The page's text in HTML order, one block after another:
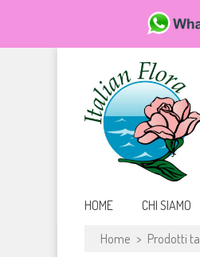
HOME CHI SIAMO
Home > Prodotti